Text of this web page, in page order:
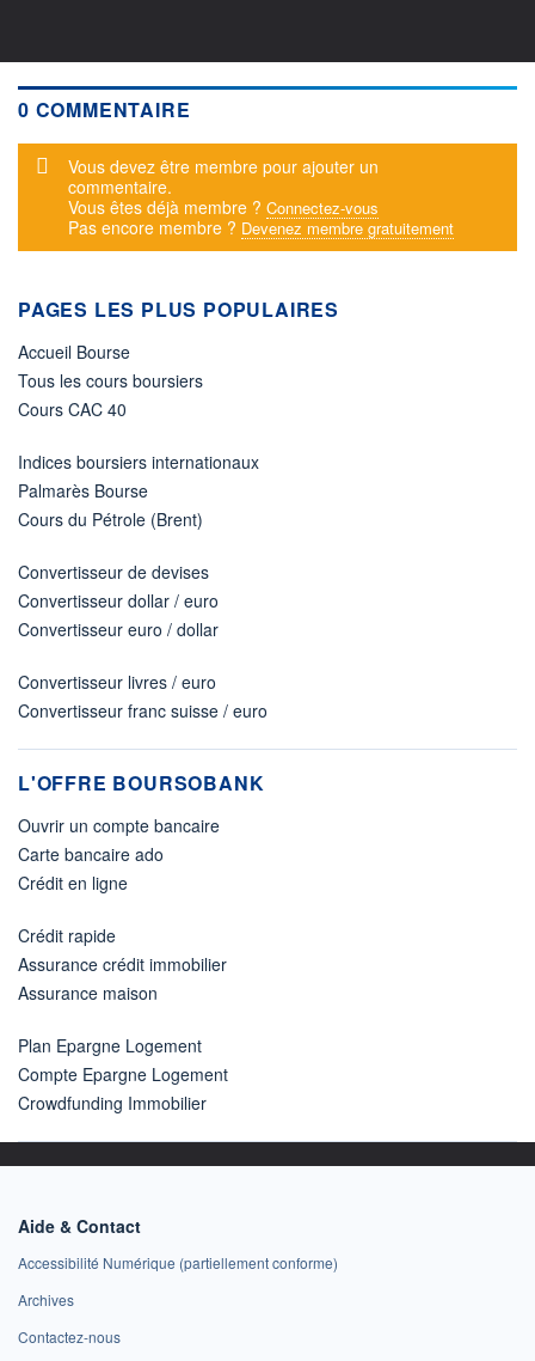
0 COMMENTAIRE
Message d'alerte
Vous devez être membre pour ajouter un
commentaire.
Vous êtes déjà membre ? Connectez-vous
Pas encore membre ? Devenez membre gratuitement
PAGES LES PLUS POPULAIRES
Accueil Bourse
Tous les cours boursiers
Cours CAC 40
Indices boursiers internationaux
Palmarès Bourse
Cours du Pétrole (Brent)
Convertisseur de devises
Convertisseur dollar / euro
Convertisseur euro / dollar
Convertisseur livres / euro
Convertisseur franc suisse / euro
L'OFFRE BOURSOBANK
Ouvrir un compte bancaire
Carte bancaire ado
Crédit en ligne
Crédit rapide
Assurance crédit immobilier
Assurance maison
Plan Epargne Logement
Compte Epargne Logement
Crowdfunding Immobilier
Aide & Contact
Accessibilité Numérique (partiellement conforme)
Archives
Contactez-nous